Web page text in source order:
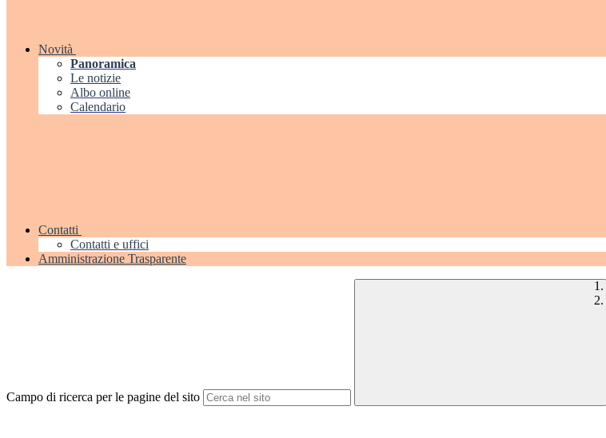
Novità
Panoramica
Le notizie
Albo online
Calendario
Contatti
Contatti e uffici
Amministrazione Trasparente
Campo di ricerca per le pagine del sito